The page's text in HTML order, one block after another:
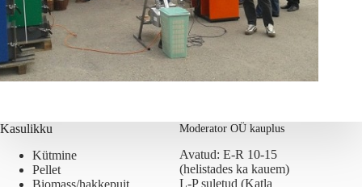
Kasulikku
Kütmine
Pellet
Moderator OÜ kauplus
Avatud: E-R 10-15
(helistades ka kauem)
L-P suletud (Katla